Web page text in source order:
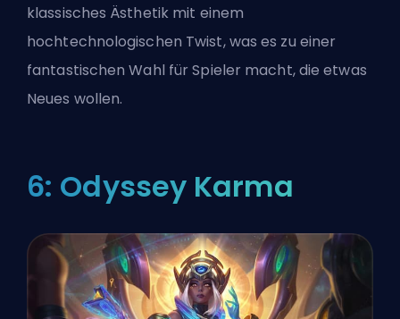
klassisches Ästhetik mit einem
hochtechnologischen Twist, was es zu einer
fantastischen Wahl für Spieler macht, die etwas
Neues wollen.
6: Odyssey Karma